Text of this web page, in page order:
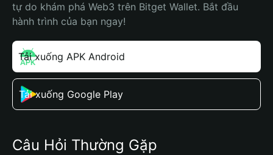
tự do khám phá Web3 trên Bitget Wallet. Bắt đầu
hành trình của bạn ngay!
Tải xuống APK Android
Tải xuống Google Play
Câu Hỏi Thường Gặp